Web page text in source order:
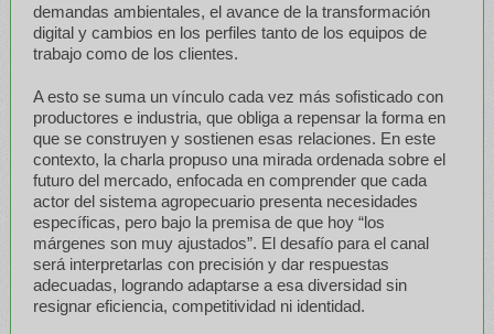
demandas ambientales, el avance de la transformación
digital y cambios en los perfiles tanto de los equipos de
trabajo como de los clientes.
A esto se suma un vínculo cada vez más sofisticado con
productores e industria, que obliga a repensar la forma en
que se construyen y sostienen esas relaciones. En este
contexto, la charla propuso una mirada ordenada sobre el
futuro del mercado, enfocada en comprender que cada
actor del sistema agropecuario presenta necesidades
específicas, pero bajo la premisa de que hoy “los
márgenes son muy ajustados”. El desafío para el canal
será interpretarlas con precisión y dar respuestas
adecuadas, logrando adaptarse a esa diversidad sin
resignar eficiencia, competitividad ni identidad.